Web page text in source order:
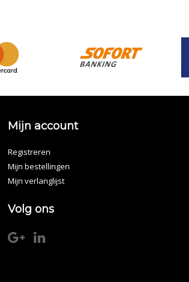
Mijn account
Registreren
Mijn bestellingen
Mijn verlanglijst
Volg ons